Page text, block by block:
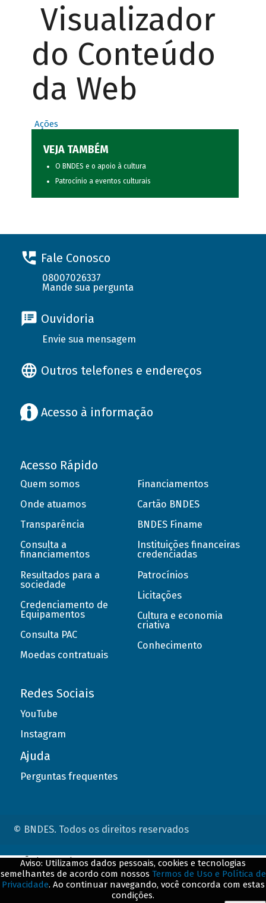
Visualizador
do Conteúdo
da Web
Ações
VEJA TAMBÉM
O BNDES e o apoio à cultura
Patrocínio a eventos culturais
Fale Conosco
08007026337
Mande sua pergunta
Ouvidoria
Envie sua mensagem
Outros telefones e endereços
Acesso à informação
Acesso Rápido
Quem somos
Onde atuamos
Transparência
Consulta a
financiamentos
Resultados para a
sociedade
Credenciamento de
Equipamentos
Consulta PAC
Moedas contratuais
Financiamentos
Cartão BNDES
BNDES Finame
Instituições financeiras
credenciadas
Patrocínios
Licitações
Cultura e economia
criativa
Conhecimento
Redes Sociais
YouTube
Instagram
Ajuda
Perguntas frequentes
© BNDES. Todos os direitos reservados
Aviso: Utilizamos dados pessoais, cookies e tecnologias
semelhantes de acordo com nossos Termos de Uso e Política de
Privacidade. Ao continuar navegando, você concorda com estas
condições.
ConteÃºdo complementar
${title}${badge}